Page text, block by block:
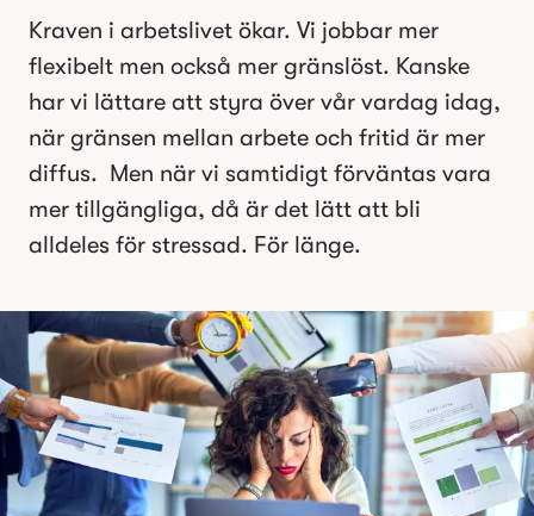
Kraven i arbetslivet ökar. Vi jobbar mer
flexibelt men också mer gränslöst. Kanske
har vi lättare att styra över vår vardag idag,
när gränsen mellan arbete och fritid är mer
diffus.  Men när vi samtidigt förväntas vara
mer tillgängliga, då är det lätt att bli
alldeles för stressad. För länge.